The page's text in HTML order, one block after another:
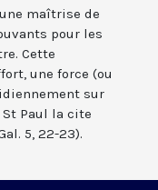
maîtrise de
pour les
Cette
une force (ou
sur
Paul la cite
5, 22-23).